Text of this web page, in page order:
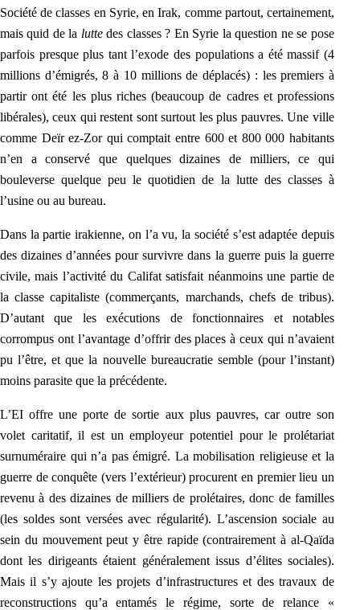
Société de classes en Syrie, en Irak, comme partout, certainement,
mais quid de la lutte des classes ? En Syrie la question ne se pose
parfois presque plus tant l’exode des populations a été massif (4
millions d’émigrés, 8 à 10 millions de déplacés) : les premiers à
partir ont été les plus riches (beaucoup de cadres et professions
libérales), ceux qui restent sont surtout les plus pauvres. Une ville
comme Deïr ez-Zor qui comptait entre 600 et 800 000 habitants
n’en a conservé que quelques dizaines de milliers, ce qui
bouleverse quelque peu le quotidien de la lutte des classes à
l’usine ou au bureau.
Dans la partie irakienne, on l’a vu, la société s’est adaptée depuis
des dizaines d’années pour survivre dans la guerre puis la guerre
civile, mais l’activité du Califat satisfait néanmoins une partie de
la classe capitaliste (commerçants, marchands, chefs de tribus).
D’autant que les exécutions de fonctionnaires et notables
corrompus ont l’avantage d’offrir des places à ceux qui n’avaient
pu l’être, et que la nouvelle bureaucratie semble (pour l’instant)
moins parasite que la précédente.
L’EI offre une porte de sortie aux plus pauvres, car outre son
volet caritatif, il est un employeur potentiel pour le prolétariat
surnuméraire qui n’a pas émigré. La mobilisation religieuse et la
guerre de conquête (vers l’extérieur) procurent en premier lieu un
revenu à des dizaines de milliers de prolétaires, donc de familles
(les soldes sont versées avec régularité). L’ascension sociale au
sein du mouvement peut y être rapide (contrairement à al-Qaïda
dont les dirigeants étaient généralement issus d’élites sociales).
Mais il s’y ajoute les projets d’infrastructures et des travaux de
reconstructions qu’a entamés le régime, sorte de relance «